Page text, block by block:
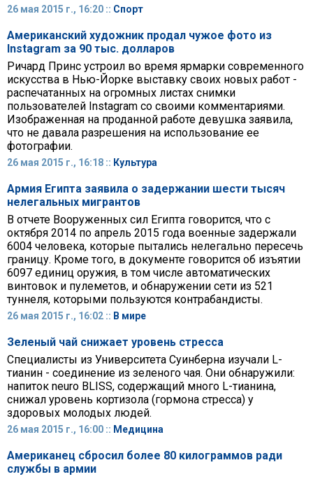
26 мая 2015 г., 16:20 :: Спорт
Американский художник продал чужое фото из
Instagram за 90 тыс. долларов
Ричард Принс устроил во время ярмарки современного
искусства в Нью-Йорке выставку своих новых работ -
распечатанных на огромных листах снимки
пользователей Instagram со своими комментариями.
Изображенная на проданной работе девушка заявила,
что не давала разрешения на использование ее
фотографии.
26 мая 2015 г., 16:18 :: Культура
Армия Египта заявила о задержании шести тысяч
нелегальных мигрантов
В отчете Вооруженных сил Египта говорится, что с
октября 2014 по апрель 2015 года военные задержали
6004 человека, которые пытались нелегально пересечь
границу. Кроме того, в документе говорится об изъятии
6097 единиц оружия, в том числе автоматических
винтовок и пулеметов, и обнаружении сети из 521
туннеля, которыми пользуются контрабандисты.
26 мая 2015 г., 16:02 :: В мире
Зеленый чай снижает уровень стресса
Специалисты из Университета Суинберна изучали L-
тианин - соединение из зеленого чая. Они обнаружили:
напиток neuro BLISS, содержащий много L-тианина,
снижал уровень кортизола (гормона стресса) у
здоровых молодых людей.
26 мая 2015 г., 16:00 :: Медицина
Американец сбросил более 80 килограммов ради
службы в армии